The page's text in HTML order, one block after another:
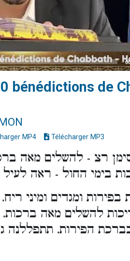
bénédictions de
MP4 Télécharger MP3
רצ - להשלים מאה
בימי החול - ראה לעיל
ומגדים ומיני
להשלים מאה ברכות,
הפירות, תתפללנה